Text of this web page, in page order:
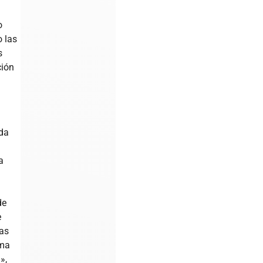
las